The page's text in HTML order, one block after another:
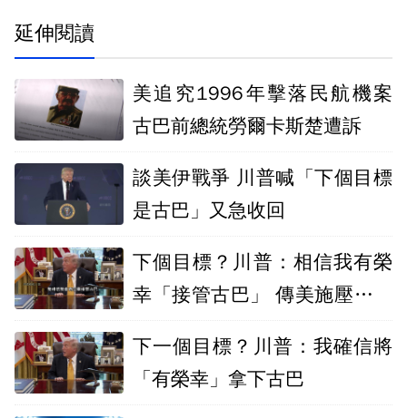
延伸閱讀
美追究1996年擊落民航機案
古巴前總統勞爾卡斯楚遭訴
談美伊戰爭 川普喊「下個目標
是古巴」又急收回
下個目標？川普：相信我有榮
幸「接管古巴」 傳美施壓要古
下一個目標？川普：我確信將
「有榮幸」拿下古巴